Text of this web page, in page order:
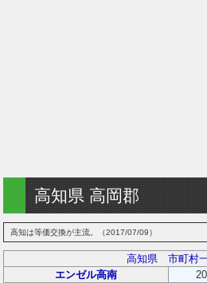
高知県 高岡郡
高知は等価交換が主流。（2017/07/09）
高知県 市町村
エンゼル高南